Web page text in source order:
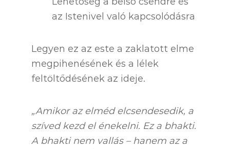
az Istenivel való kapcsolódásra
Legyen ez az este a zaklatott elme
megpihenésének és a lélek
feltöltődésének az ideje.
„Amikor az elméd elcsendesedik, a
szíved kezd el énekelni. Ez a bhakti.
A bhakti nem vallás – hanem az a